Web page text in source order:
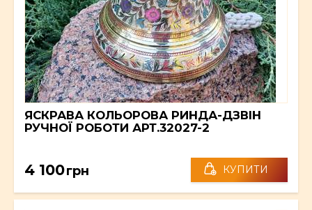
ЯСКРАВА КОЛЬОРОВА РИНДА-ДЗВІН
РУЧНОЇ РОБОТИ АРТ.32027-2
4 100грн КУПИТИ